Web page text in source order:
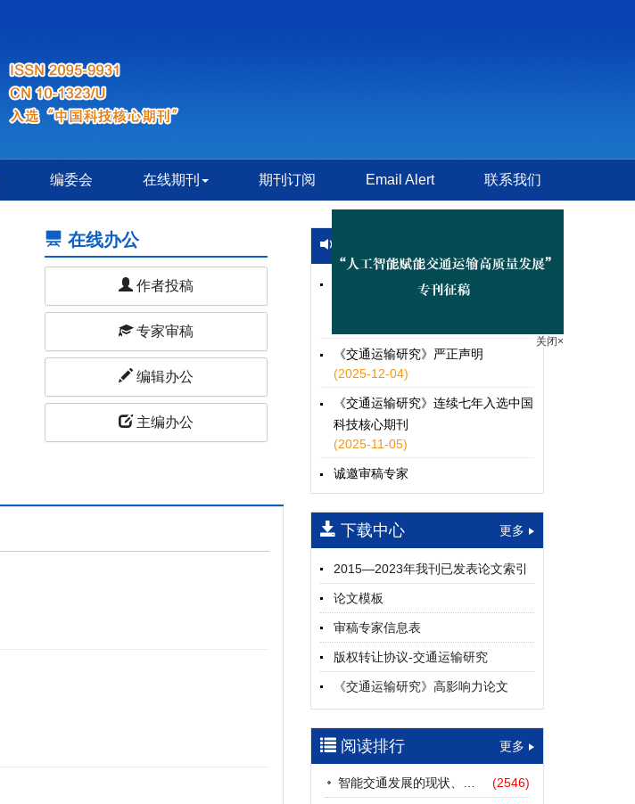
编委会 在线期刊 期刊订阅 Email Alert 联系我们
在线办公
作者投稿
专家审稿
编辑办公
主编办公
“人工智能赋能交通运输高质量发
《交通运输研究》严正声明
(2025-12-04)
《交通运输研究》连续七年入选中国
科技核心期刊
(2025-11-05)
诚邀审稿专家
(2024-04-25)
下载中心 更多
2015—2023年我刊已发表论文索引
论文模板
审稿专家信息表
版权转让协议-交通运输研究
《交通运输研究》高影响力论文
（2012—2022）
参考文献及常用法定计量单位样例
中英文摘要撰写规范及样例
阅读排行 更多
(2546)